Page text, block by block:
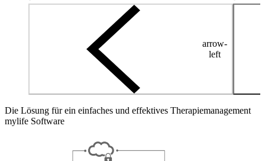
arrow-
left
Die Lösung für ein einfaches und effektives Therapiemanagement
mylife Software